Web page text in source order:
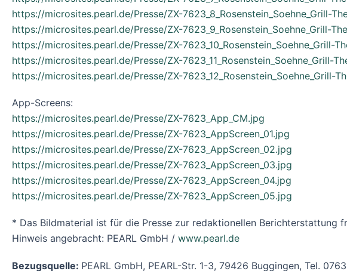
https://microsites.pearl.de/Presse/ZX-7623_8_Rosenstein_Soehne_Grill-
https://microsites.pearl.de/Presse/ZX-7623_9_Rosenstein_Soehne_Grill-
https://microsites.pearl.de/Presse/ZX-7623_10_Rosenstein_Soehne_Grill-
https://microsites.pearl.de/Presse/ZX-7623_11_Rosenstein_Soehne_Grill-
https://microsites.pearl.de/Presse/ZX-7623_12_Rosenstein_Soehne_Grill-
App-Screens:
https://microsites.pearl.de/Presse/ZX-7623_App_CM.jpg
https://microsites.pearl.de/Presse/ZX-7623_AppScreen_01.jpg
https://microsites.pearl.de/Presse/ZX-7623_AppScreen_02.jpg
https://microsites.pearl.de/Presse/ZX-7623_AppScreen_03.jpg
https://microsites.pearl.de/Presse/ZX-7623_AppScreen_04.jpg
https://microsites.pearl.de/Presse/ZX-7623_AppScreen_05.jpg
* Das Bildmaterial ist für die Presse zur redaktionellen
Hinweis angebracht: PEARL GmbH / www.pearl.de
Bezugsquelle: PEARL GmbH, PEARL-Str. 1-3, 79426 Buggingen, Tel.